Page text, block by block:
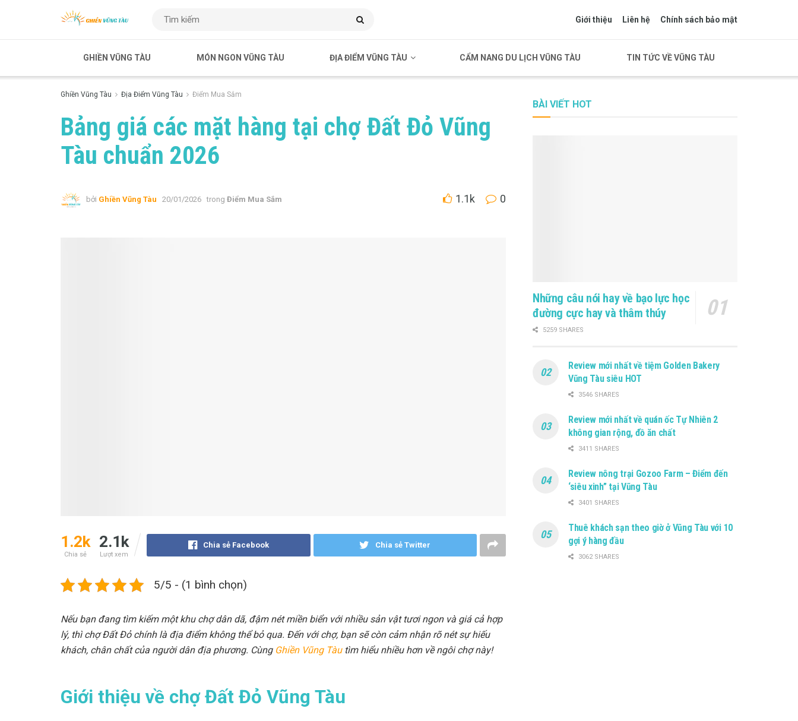
Giới thiệu Liên hệ Chính sách bảo mật
GHIỀN VŨNG TÀU MÓN NGON VŨNG TÀU ĐỊA ĐIỂM VŨNG TÀU CẨM NANG DU LỊCH VŨNG TÀU TIN TỨC VỀ VŨNG TÀU
Ghiền Vũng Tàu Địa Điểm Vũng Tàu Điểm Mua Sắm
Bảng giá các mặt hàng tại chợ Đất Đỏ Vũng
Tàu chuẩn 2026
bởi Ghiền Vũng Tàu 20/01/2026 trong Điểm Mua Sắm 1.1k 0
1.2k
Chia sẻ
2.1k
Lượt xem
Chia sẻ Facebook Chia sẻ Twitter
5/5 - (1 bình chọn)
Nếu bạn đang tìm kiếm một khu chợ dân dã, đậm nét miền biển với nhiều sản vật tươi ngon và giá cả hợp
lý, thì chợ Đất Đỏ chính là địa điểm không thể bỏ qua. Đến với chợ, bạn sẽ còn cảm nhận rõ nét sự hiếu
khách, chân chất của người dân địa phương. Cùng Ghiền Vũng Tàutìm hiểu nhiều hơn về ngôi chợ này!
Giới thiệu về chợ Đất Đỏ Vũng Tàu
BÀI VIẾT HOT
Những câu nói hay về bạo lực học
đường cực hay và thâm thúy
5259 SHARES
Review mới nhất về tiệm Golden Bakery
Vũng Tàu siêu HOT
3546 SHARES
Review mới nhất về quán ốc Tự Nhiên 2
không gian rộng, đồ ăn chất
3411 SHARES
Review nông trại Gozoo Farm – Điểm đến
‘siêu xinh” tại Vũng Tàu
3401 SHARES
Thuê khách sạn theo giờ ở Vũng Tàu với 10
gợi ý hàng đầu
3062 SHARES